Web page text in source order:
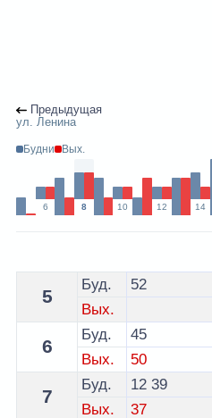
Предыдущая
ул. Ленина
Будни Вых.
6 8 10 12 14
Расписание 8 автобуса
5
Буд.
52
Вых.
6
Буд.
45
Вых.
50
7
Буд. 12 39
Вых.
37